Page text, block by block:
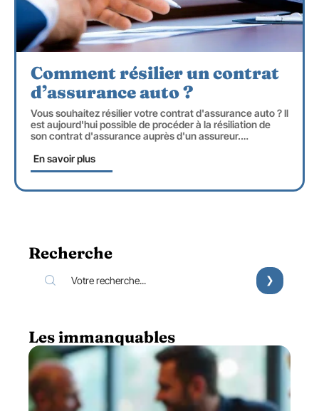
Comment résilier un contrat
d’assurance auto ?
Vous souhaitez résilier votre contrat d'assurance auto ? Il
est aujourd'hui possible de procéder à la résiliation de
son contrat d'assurance auprès d'un assureur.…
En savoir plus
Recherche
Les immanquables